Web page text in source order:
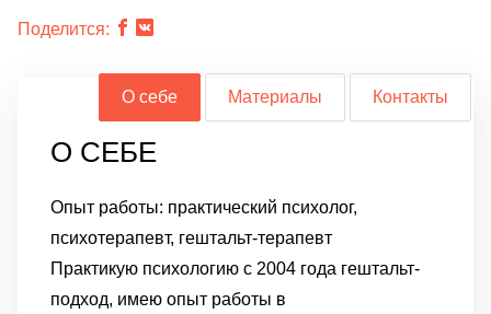
Поделится:
О себе Материалы Контакты
О СЕБЕ
Опыт работы: практический психолог,
психотерапевт, гештальт-терапевт
Практикую психологию с 2004 года гештальт-
подход, имею опыт работы в